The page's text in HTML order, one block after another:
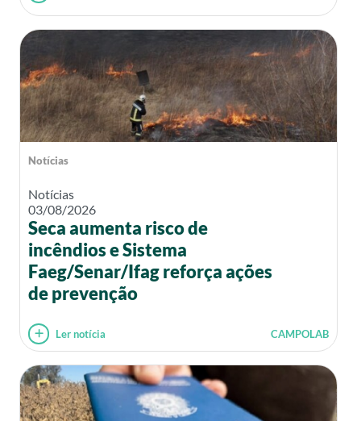
Notícias
Notícias
03/08/2026
Seca aumenta risco de
incêndios e Sistema
Faeg/Senar/Ifag reforça ações
de prevenção
Ler notícia CAMPOLAB